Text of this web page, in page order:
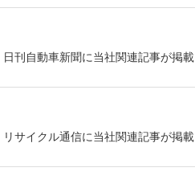
日刊自動車新聞に当社関連記事が掲
リサイクル通信に当社関連記事が掲